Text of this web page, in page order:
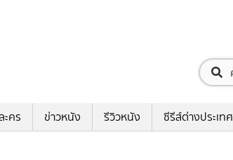
ะคร ข่าวหนัง รีวิวหนัง ซีรีส์ต่างประเทศ